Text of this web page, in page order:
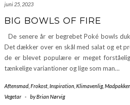
juni 25, 2023
BIG BOWLS OF FIRE
De senere år er begrebet Poké bowls
Det dækker over en skål med salat og et
de er blevet populære er meget
tænkelige variantioner og lige som man…
Aftensmad, Frokost, Inspiration, Klimavenlig,
Vegetar - byBrian Nørvig